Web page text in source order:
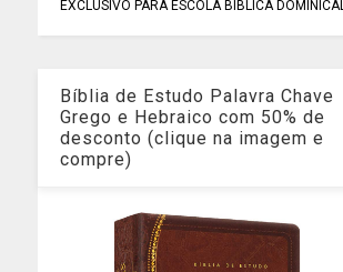
EXCLUSIVO PARA ESCOLA BIBLICA DOMINICAL
Bíblia de Estudo Palavra Chave
Grego e Hebraico com 50% de
desconto (clique na imagem e
compre)